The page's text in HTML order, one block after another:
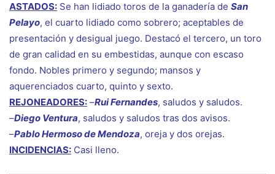
ASTADOS: Se han lidiado toros de la ganadería de San
Pelayo, el cuarto lidiado como sobrero; aceptables de
presentación y desigual juego. Destacó el tercero, un toro
de gran calidad en su embestidas, aunque con escaso
fondo. Nobles primero y segundo; mansos y
aquerenciados cuarto, quinto y sexto.
REJONEADORES: –Rui Fernandes, saludos y saludos.
–Diego Ventura, saludos y saludos tras dos avisos.
–Pablo Hermoso de Mendoza, oreja y dos orejas.
INCIDENCIAS: Casi lleno.